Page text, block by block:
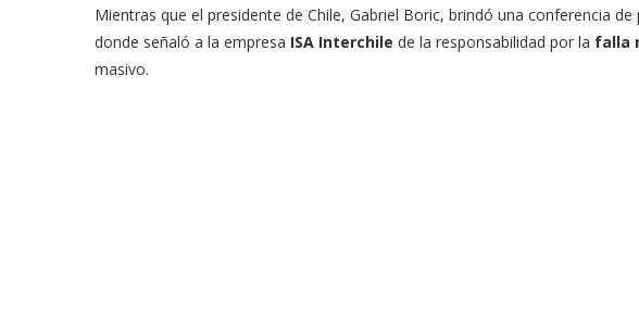
Mientras que el presidente de Chile, Gabriel Boric, brindó una conferencia
donde señaló a la empresa ISA Interchile de la responsabilidad por la falla
masivo.